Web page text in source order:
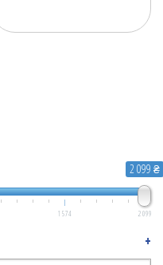
2 099 ₴
1 574 2 099
+